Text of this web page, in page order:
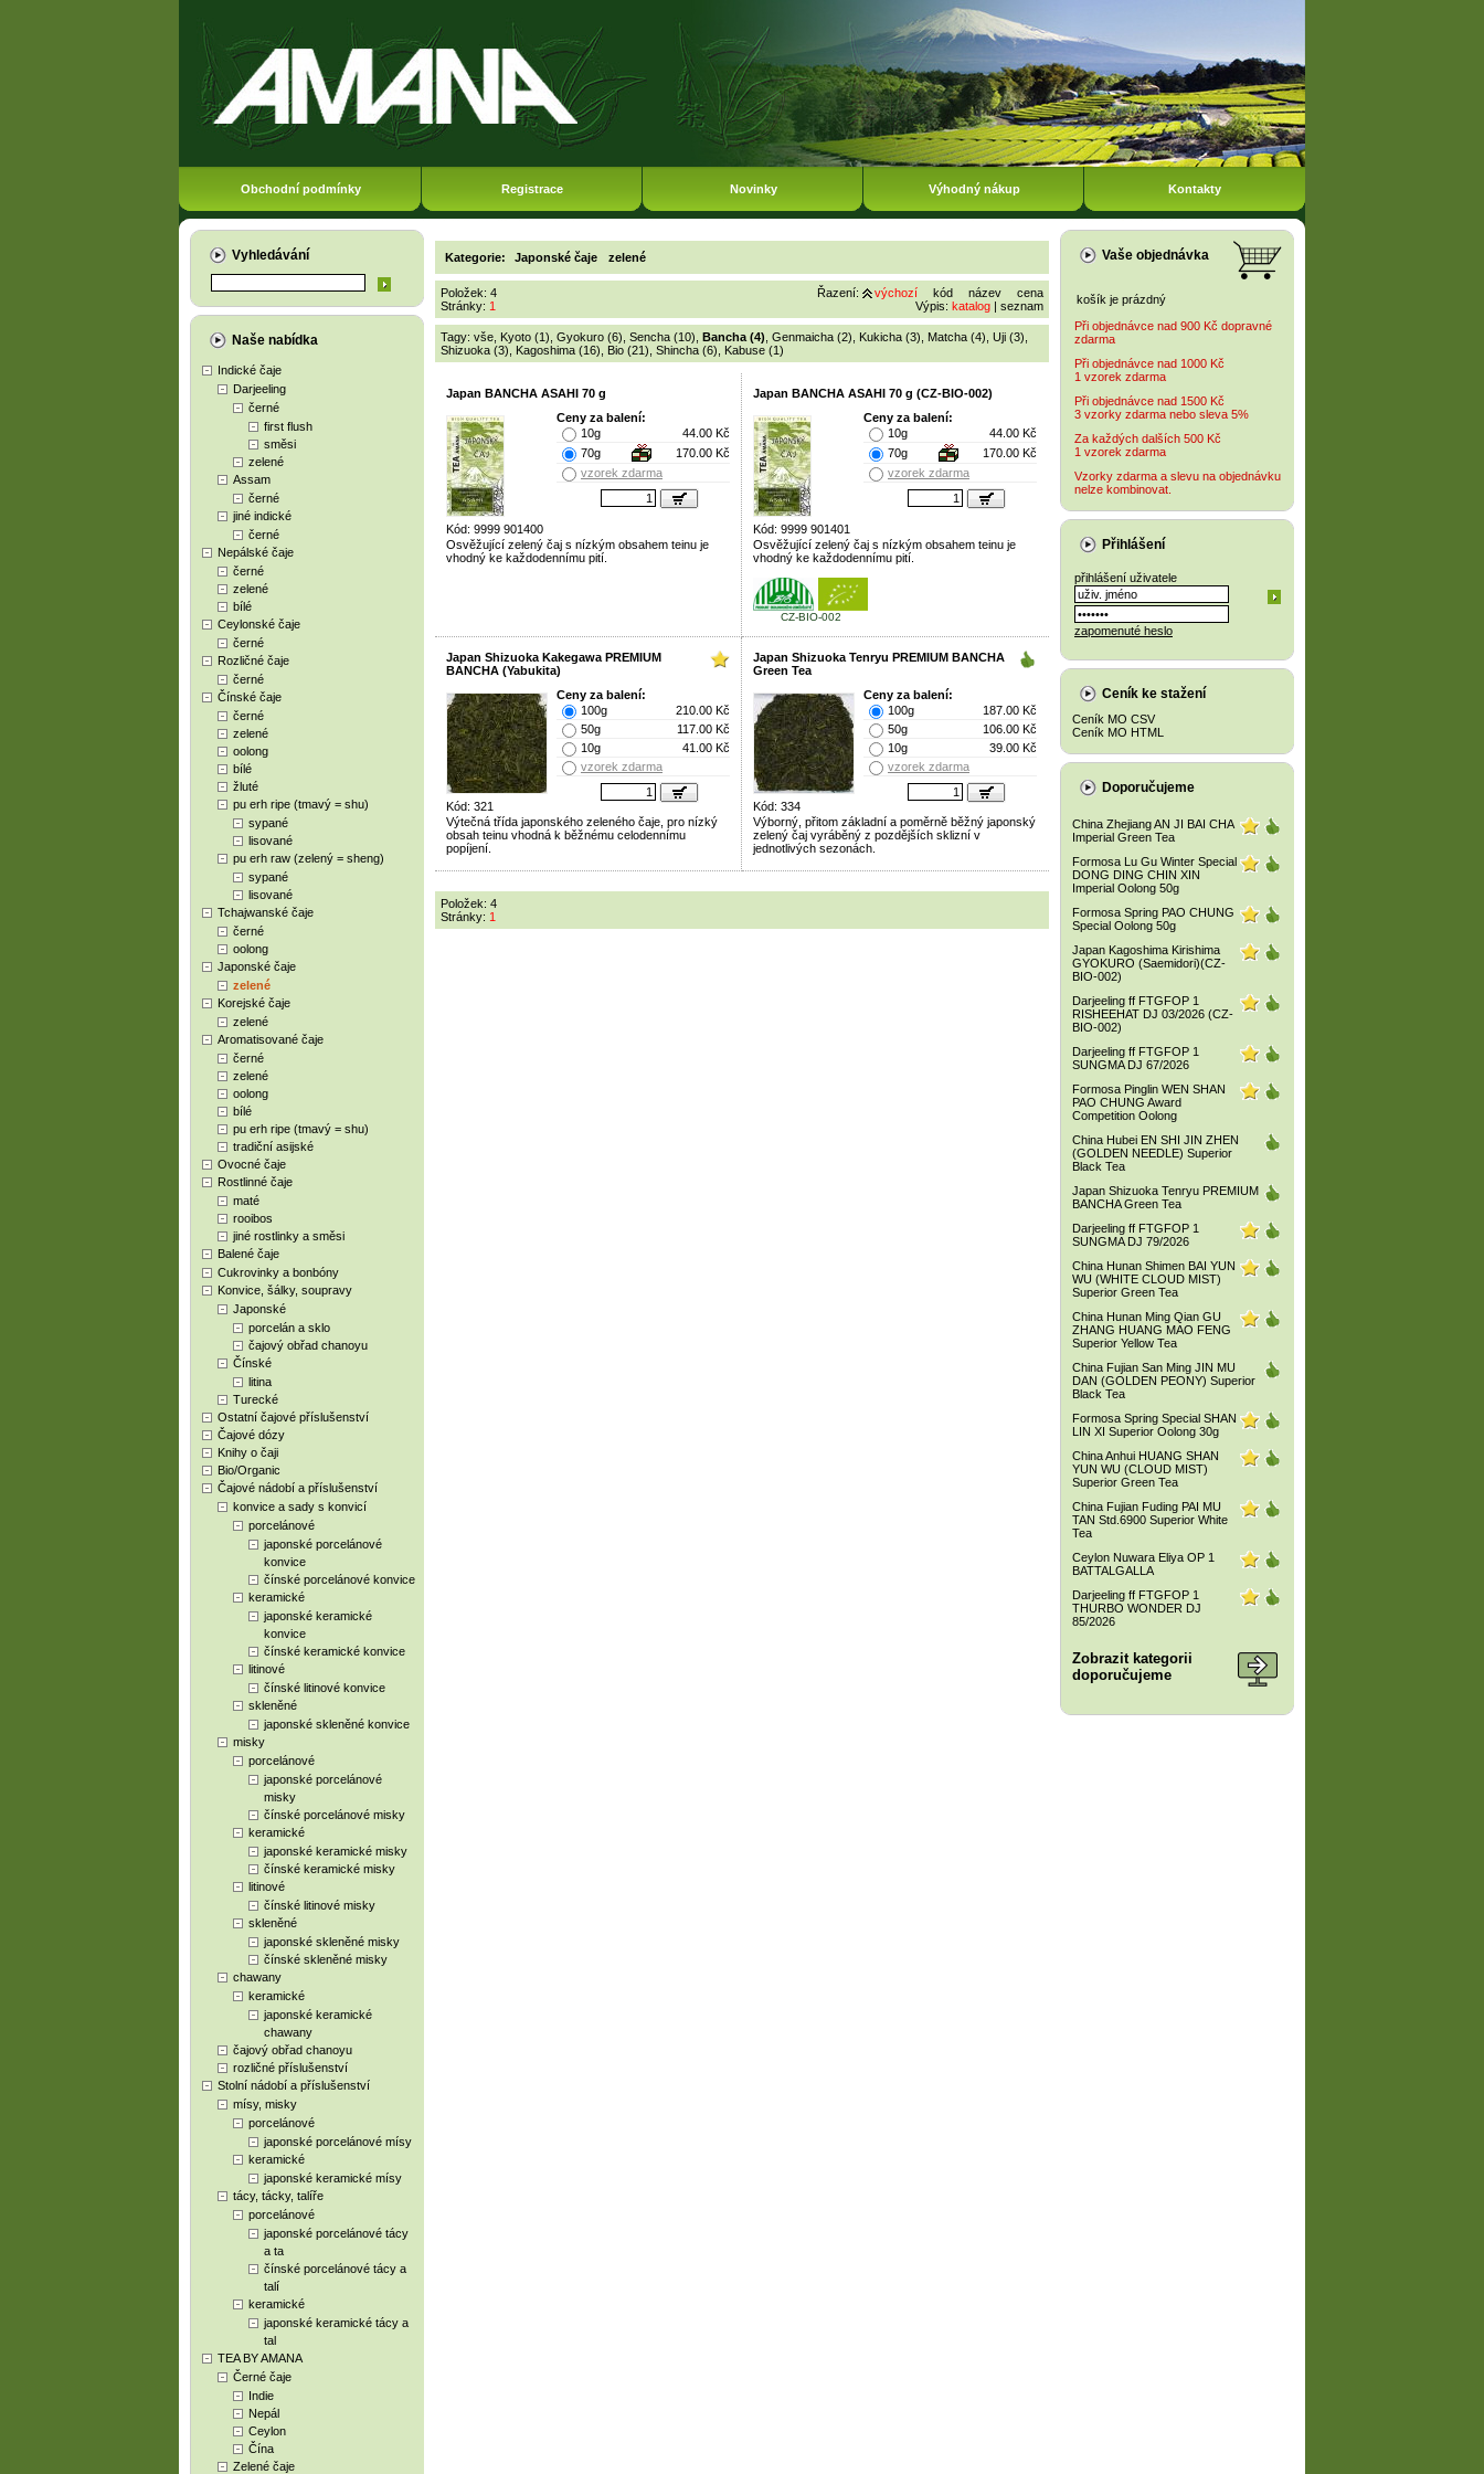
Obchodní podmínky Registrace Novinky Výhodný nákup Kontakty
Vyhledávání
Naše nabídka
Indické čaje
Darjeeling
černé
first flush
směsi
zelené
Assam
černé
jiné indické
černé
Nepálské čaje
černé
zelené
bílé
Ceylonské čaje
černé
Rozličné čaje
černé
Čínské čaje
černé
zelené
oolong
bílé
žluté
pu erh ripe (tmavý = shu)
sypané
lisované
pu erh raw (zelený = sheng)
sypané
lisované
Tchajwanské čaje
černé
oolong
Japonské čaje
zelené
Korejské čaje
zelené
Aromatisované čaje
černé
zelené
oolong
bílé
pu erh ripe (tmavý = shu)
tradiční asijské
Ovocné čaje
Rostlinné čaje
maté
rooibos
jiné rostlinky a směsi
Balené čaje
Cukrovinky a bonbóny
Konvice, šálky, soupravy
Japonské
porcelán a sklo
čajový obřad chanoyu
Čínské
litina
Turecké
Ostatní čajové příslušenství
Čajové dózy
Knihy o čaji
Bio/Organic
Čajové nádobí a příslušenství
konvice a sady s konvicí
porcelánové
japonské porcelánové
konvice
čínské porcelánové konvice
keramické
japonské keramické
konvice
čínské keramické konvice
litinové
čínské litinové konvice
skleněné
japonské skleněné konvice
misky
porcelánové
japonské porcelánové
misky
čínské porcelánové misky
keramické
japonské keramické misky
čínské keramické misky
litinové
čínské litinové misky
skleněné
japonské skleněné misky
čínské skleněné misky
chawany
keramické
japonské keramické
chawany
čajový obřad chanoyu
rozličné příslušenství
Stolní nádobí a příslušenství
mísy, misky
porcelánové
japonské porcelánové mísy
keramické
japonské keramické mísy
tácy, tácky, talíře
porcelánové
japonské porcelánové tácy
a ta
čínské porcelánové tácy a
talí
keramické
japonské keramické tácy a
tal
TEA BY AMANA
Černé čaje
Indie
Nepál
Ceylon
Čína
Zelené čaje
Kategorie: Japonské čaje zelené
Řazení: výchozí kód název
cena
Výpis: katalog | seznam
Položek: 4
Stránky: 1
Tagy: vše Kyoto (1) Gyokuro (6) Sencha (10) Bancha (4) Genmaicha (2) Kukicha (3) Matcha (4) Uji (3)
Shizuoka (3)
Kagoshima (16) Bio (21) Shincha (6) Kabuse (1)
Japan BANCHA ASAHI 70 g
Kód: 9999 901400
Ceny za balení:
10g
44.00 Kč
70g
170.00 Kč
vzorek zdarma
Osvěžující zelený čaj s nízkým obsahem teinu je
vhodný ke každodennímu pití.
Japan BANCHA ASAHI 70 g (CZ-BIO-002)
Kód: 9999 901401
Ceny za balení:
10g
44.00 Kč
70g
170.00 Kč
vzorek zdarma
Osvěžující zelený čaj s nízkým obsahem teinu je
vhodný ke každodennímu pití.
CZ-BIO-002
Japan Shizuoka Kakegawa PREMIUM
BANCHA (Yabukita)
Kód: 321
Ceny za balení:
100g
210.00 Kč
50g
117.00 Kč
10g
41.00 Kč
vzorek zdarma
Výtečná třída japonského zeleného čaje, pro nízký
obsah teinu vhodná k běžnému celodennímu
popíjení.
Japan Shizuoka Tenryu PREMIUM BANCHA
Green Tea
Kód: 334
Ceny za balení:
100g
187.00 Kč
50g
106.00 Kč
10g
39.00 Kč
vzorek zdarma
Výborný, přitom základní a poměrně běžný japonský
zelený čaj vyráběný z pozdějších sklizní v
jednotlivých sezonách.
Položek: 4
Stránky: 1
Vaše objednávka
košík je prázdný
Při objednávce nad 900 Kč dopravné
zdarma
Při objednávce nad 1000 Kč
1 vzorek zdarma
Při objednávce nad 1500 Kč
3 vzorky zdarma nebo sleva 5%
Za každých dalších 500 Kč
1 vzorek zdarma
Vzorky zdarma a slevu na objednávku
nelze kombinovat.
Přihlášení
přihlášení uživatele
zapomenuté heslo
Ceník ke stažení
Ceník MO CSV
Ceník MO HTML
Doporučujeme
China Zhejiang AN JI BAI CHA
Imperial Green Tea
Formosa Lu Gu Winter Special
DONG DING CHIN XIN
Imperial Oolong 50g
Formosa Spring PAO CHUNG
Special Oolong 50g
Japan Kagoshima Kirishima
GYOKURO (Saemidori)(CZ-
BIO-002)
Darjeeling ff FTGFOP 1
RISHEEHAT DJ 03/2026 (CZ-
BIO-002)
Darjeeling ff FTGFOP 1
SUNGMA DJ 67/2026
Formosa Pinglin WEN SHAN
PAO CHUNG Award
Competition Oolong
China Hubei EN SHI JIN ZHEN
(GOLDEN NEEDLE) Superior
Black Tea
Japan Shizuoka Tenryu PREMIUM
BANCHA Green Tea
Darjeeling ff FTGFOP 1
SUNGMA DJ 79/2026
China Hunan Shimen BAI YUN
WU (WHITE CLOUD MIST)
Superior Green Tea
China Hunan Ming Qian GU
ZHANG HUANG MAO FENG
Superior Yellow Tea
China Fujian San Ming JIN MU
DAN (GOLDEN PEONY) Superior
Black Tea
Formosa Spring Special SHAN
LIN XI Superior Oolong 30g
China Anhui HUANG SHAN
YUN WU (CLOUD MIST)
Superior Green Tea
China Fujian Fuding PAI MU
TAN Std.6900 Superior White
Tea
Ceylon Nuwara Eliya OP 1
BATTALGALLA
Darjeeling ff FTGFOP 1
THURBO WONDER DJ
85/2026
Zobrazit kategorii
doporučujeme